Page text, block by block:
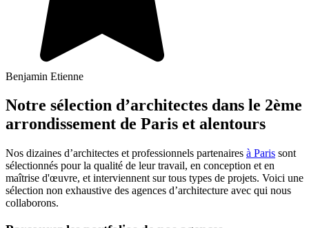
Benjamin Etienne
Notre sélection d’architectes dans le 2ème
arrondissement de Paris et alentours
Nos dizaines d’architectes et professionnels partenaires à Paris sont
sélectionnés pour la qualité de leur travail, en conception et en
maîtrise d'œuvre, et interviennent sur tous types de projets. Voici une
sélection non exhaustive des agences d’architecture avec qui nous
collaborons.